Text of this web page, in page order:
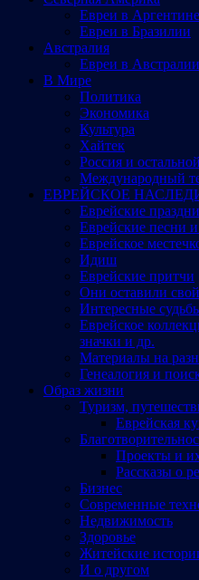
Евреи в Аргентине
Евреи в Бразилии
Австралия
Евреи в Австралии
В Мире
Политика
Экономика
Культура
Хайтек
Россия и
Международный
ЕВРЕЙСКОЕ
Еврейские
Еврейские песни
Еврейское
Идиш
Еврейские притчи
Они оставили
Интересные
Еврейское
значки и др.
Материалы на
Генеалогия и
Образ жизни
Туризм,
Еврейская
Проекты и
Рассказы о
Бизнес
Современные
Недвижимость
Здоровье
Житейские
И о другом